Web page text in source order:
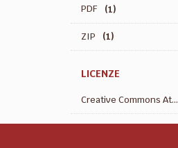
PDF (1)
ZIP (1)
LICENZE
Creative Commons At...